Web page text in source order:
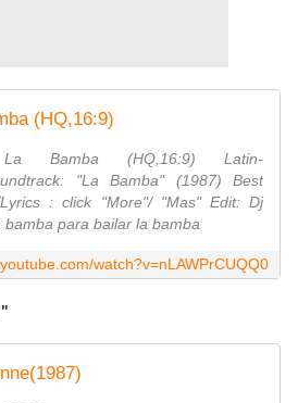
(HQ,16:9)
Bamba (HQ,16:9) Latin-
"La Bamba" (1987) Best
Lyrics : click "More"/ "Mas" Edit: Dj
para bailar la bamba
watch?v=nLAWPrCUQQ0